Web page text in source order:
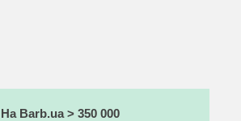
На Barb.ua > 350 000